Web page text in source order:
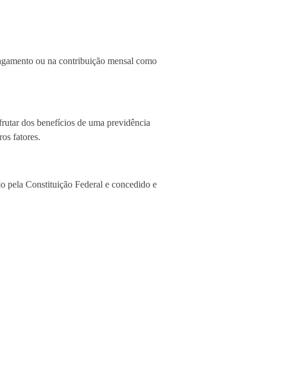
ou na contribuição mensal como
dos benefícios de uma previdência
fatores.
pela Constituição Federal e concedido e